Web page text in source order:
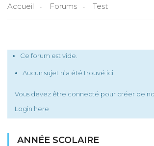
Accueil Forums Test
Ce forum est vide.
Aucun sujet n’a été trouvé ici.
Vous devez être connecté pour créer de
Login here
ANNÉE SCOLAIRE